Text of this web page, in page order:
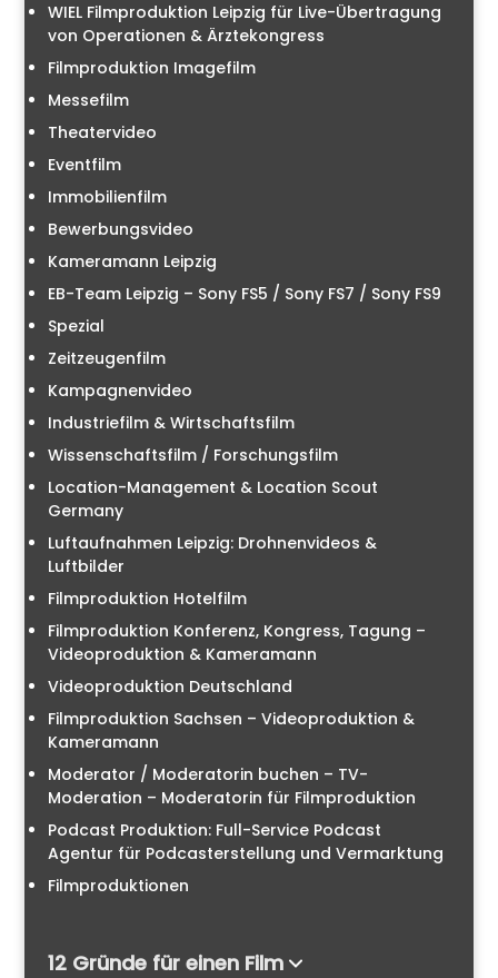
WIEL Filmproduktion Leipzig für Live-Übertragung
von Operationen & Ärztekongress
Filmproduktion Imagefilm
Messefilm
Theatervideo
Eventfilm
Immobilienfilm
Bewerbungsvideo
Kameramann Leipzig
EB-Team Leipzig – Sony FS5 / Sony FS7 / Sony FS9
Spezial
Zeitzeugenfilm
Kampagnenvideo
Industriefilm & Wirtschaftsfilm
Wissenschaftsfilm / Forschungsfilm
Location-Management & Location Scout
Germany
Luftaufnahmen Leipzig: Drohnenvideos &
Luftbilder
Filmproduktion Hotelfilm
Filmproduktion Konferenz, Kongress, Tagung –
Videoproduktion & Kameramann
Videoproduktion Deutschland
Filmproduktion Sachsen – Videoproduktion &
Kameramann
Moderator / Moderatorin buchen – TV-
Moderation – Moderatorin für Filmproduktion
Podcast Produktion: Full-Service Podcast
Agentur für Podcasterstellung und Vermarktung
Filmproduktionen
12 Gründe für einen Film